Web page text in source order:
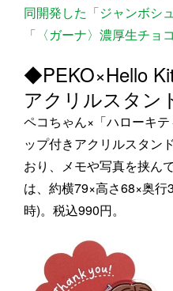
同開発した「ジャンボシ
「〈ガーナ〉濃厚生チョ
◆PEKO×Hello
アクリルスタン
ペコちゃん×「ハローキ
ップ付きアクリルスタン
おり、メモや写真を挟ん
は、約横79×高さ68×奥行
時)。税込990円。